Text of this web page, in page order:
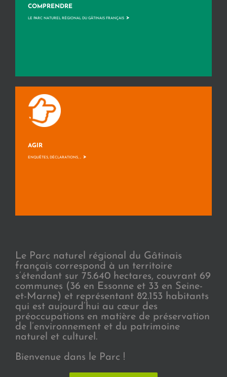
COMPRENDRE
LE PARC NATUREL RÉGIONAL DU GÂTINAIS FRANÇAIS >
AGIR
ENQUÊTES, DÉCLARATIONS, ... >
Le Parc naturel régional du Gâtinais
français correspond à un territoire
s’étendant sur 75.640 hectares, couvrant 69
communes (36 en Essonne et 33 en Seine-
et-Marne) et représentant 82.153 habitants
qui est aujourd’hui au cœur des
préoccupations en matière de préservation
de l’environnement et du patrimoine
naturel et culturel.
Bienvenue dans le Parc !